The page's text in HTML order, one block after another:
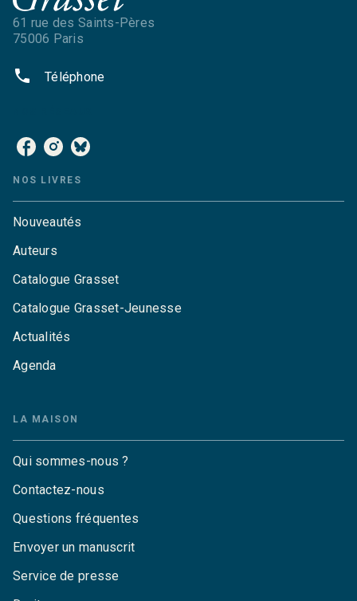
61 rue des Saints-Pères
75006 Paris
phone Téléphone
NOS LIVRES
Nouveautés
Auteurs
Catalogue Grasset
Catalogue Grasset-Jeunesse
Actualités
Agenda
LA MAISON
Qui sommes-nous ?
Contactez-nous
Questions fréquentes
Envoyer un manuscrit
Service de presse